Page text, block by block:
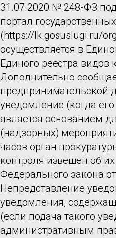
31.07.2020 № 248-ФЗ
портал
(https://lk.gosuslugi.ru/
осуществляется в
Единого реестра видов
Дополнительно
предпринимательской
уведомление (когда его
является основанием
(надзорных)
часов орган
контроля извещен об
Федерального закона
Непредставление
уведомления,
(если подача такого
административным